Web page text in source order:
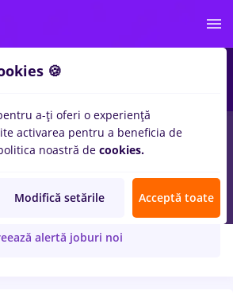
GAS GRUP SRL
alertă joburi noi
🍪
a-ți oferi o experiență
activarea pentru a beneficia de
noastră de cookies.
Modifică setările Acceptă toate